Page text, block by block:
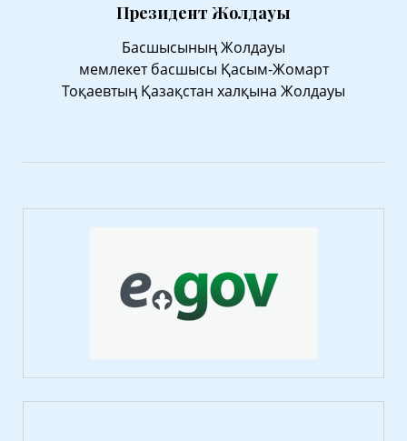
Президент Жолдауы
Басшысының Жолдауы
мемлекет басшысы Қасым-Жомарт
Тоқаевтың Қазақстан халқына Жолдауы